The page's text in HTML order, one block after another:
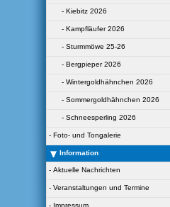
- Kiebitz 2026
- Kampfläufer 2026
- Sturmmöwe 25-26
- Bergpieper 2026
- Wintergoldhähnchen 2026
- Sommergoldhähnchen 2026
- Schneesperling 2026
- Foto- und Tongalerie
Information
- Aktuelle Nachrichten
- Veranstaltungen und Termine
- Impressum